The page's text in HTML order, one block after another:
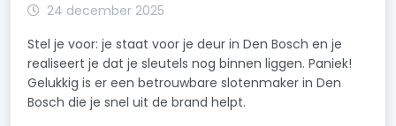
24 december 2025
Stel je voor: je staat voor je deur in Den Bosch en je
realiseert je dat je sleutels nog binnen liggen. Paniek!
Gelukkig is er een betrouwbare slotenmaker in Den
Bosch die je snel uit de brand helpt.